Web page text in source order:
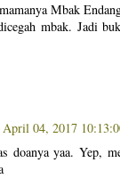
Mbak
mbak. Jadi
April 04, 2017
doanya yaa. Yep,